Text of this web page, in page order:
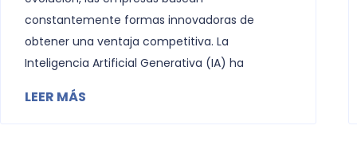
constantemente formas innovadoras de
obtener una ventaja competitiva. La
Inteligencia Artificial Generativa (IA) ha
LEER MÁS